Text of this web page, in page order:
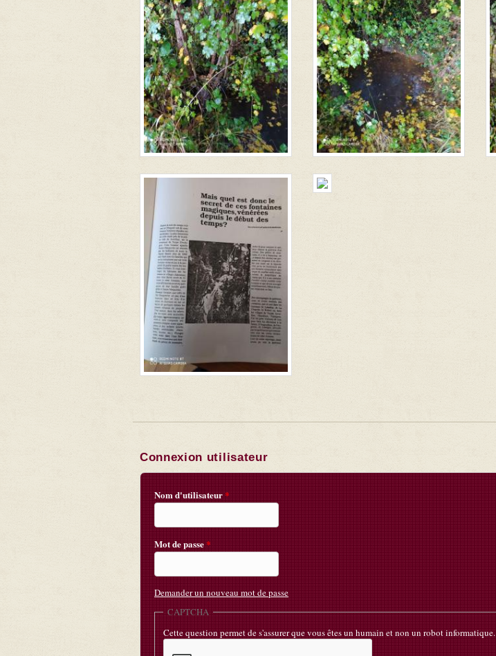
Connexion utilisateur
Nom d'utilisateur*
Mot de passe*
Demander un nouveau mot de passe
CAPTCHA
Cette question permet de s'assurer que vous êtes un humain et non un robot informatique.